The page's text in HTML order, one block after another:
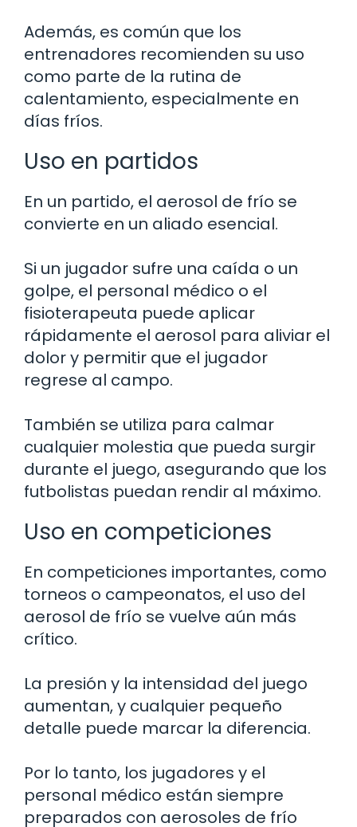
Además, es común que los
entrenadores recomienden su uso
como parte de la rutina de
calentamiento, especialmente en
días fríos.
Uso en partidos
En un partido, el aerosol de frío se
convierte en un aliado esencial.
Si un jugador sufre una caída o un
golpe, el personal médico o el
fisioterapeuta puede aplicar
rápidamente el aerosol para aliviar el
dolor y permitir que el jugador
regrese al campo.
También se utiliza para calmar
cualquier molestia que pueda surgir
durante el juego, asegurando que los
futbolistas puedan rendir al máximo.
Uso en competiciones
En competiciones importantes, como
torneos o campeonatos, el uso del
aerosol de frío se vuelve aún más
crítico.
La presión y la intensidad del juego
aumentan, y cualquier pequeño
detalle puede marcar la diferencia.
Por lo tanto, los jugadores y el
personal médico están siempre
preparados con aerosoles de frío